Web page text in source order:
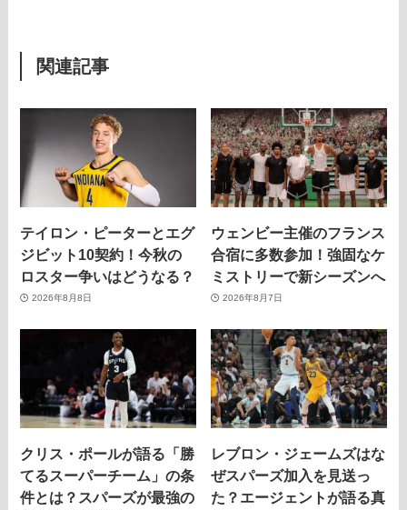
関連記事
テイロン・ピーターとエグ
ジビット10契約！今秋の
ロスター争いはどうなる？
2026年8月8日
ウェンビー主催のフランス
合宿に多数参加！強固なケ
ミストリーで新シーズンへ
2026年8月7日
クリス・ポールが語る「勝
てるスーパーチーム」の条
件とは？スパーズが最強の
レブロン・ジェームズはな
ぜスパーズ加入を見送っ
た？エージェントが語る真